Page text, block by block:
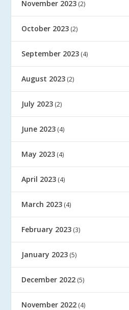
November 2023 (2)
October 2023 (2)
September 2023 (4)
August 2023 (2)
July 2023 (2)
June 2023 (4)
May 2023 (4)
April 2023 (4)
March 2023 (4)
February 2023 (3)
January 2023 (5)
December 2022 (5)
November 2022 (4)